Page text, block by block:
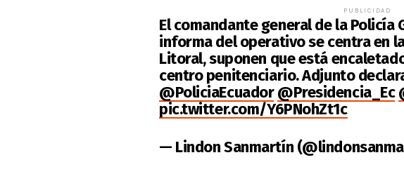
PUBLICIDAD
El comandante general de la Policía
informa del operativo se centra en
Litoral, suponen que está
centro penitenciario. Adjunto
@PoliciaEcuador @Presidencia_Ec
pic.twitter.com/Y6PNohZt1c
— Lindon Sanmartín